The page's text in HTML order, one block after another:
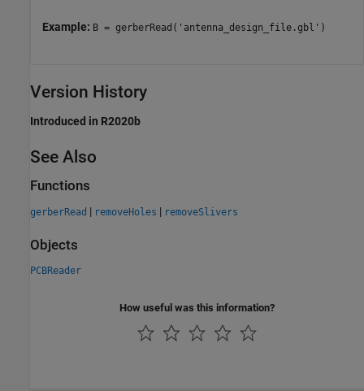
Example: B = gerberRead('antenna_design_file.gbl')
Version History
Introduced in R2020b
See Also
Functions
gerberRead | removeHoles | removeSlivers
Objects
PCBReader
How useful was this information?